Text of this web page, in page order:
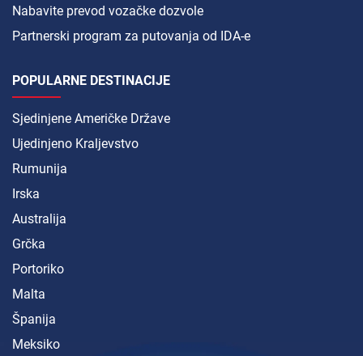
Nabavite prevod vozačke dozvole
Partnerski program za putovanja od IDA-e
POPULARNE DESTINACIJE
Sjedinjene Američke Države
Ujedinjeno Kraljevstvo
Rumunija
Irska
Australija
Grčka
Portoriko
Malta
Španija
Meksiko